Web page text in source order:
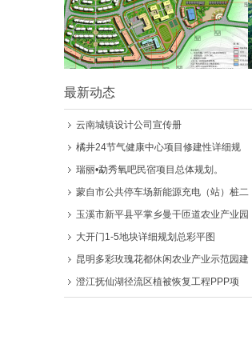
最新动态
云南城镇设计公司宣传册
橘井24节气健康中心项目修建性详细规
瑞丽•勐秀氧吧民宿项目总体规划。
蒙自市公共停车场新能源充电（站）桩二
玉溪市新平县平掌乡曼干匝道农业产业园
大开门1-5地块详细规划总彩平图
昆明多彩玫瑰花都休闲农业产业示范园建
澄江抚仙湖径流区植被恢复工程PPP项